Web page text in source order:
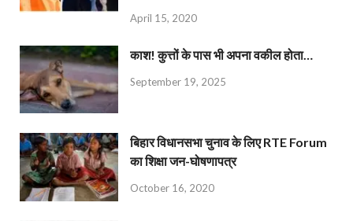
April 15, 2020
काश! कुत्तों के पास भी अपना वकील होता…
September 19, 2025
बिहार विधानसभा चुनाव के लिए RTE Forum
का शिक्षा जन-घोषणापत्र
October 16, 2020